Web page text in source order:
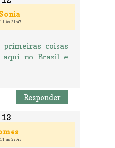
às 21:47
coisas
aqui no Brasil e
Responder
às 22:45